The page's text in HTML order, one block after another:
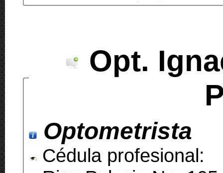
Opt.
Optometrista
Cédula profesional: